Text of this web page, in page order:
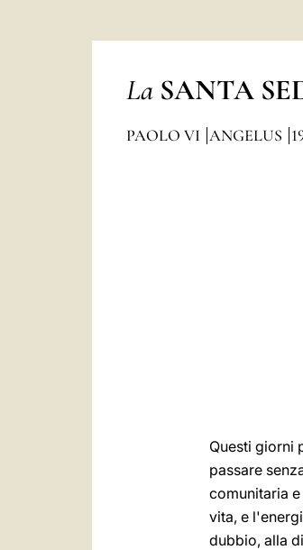
La SANTA
PAOLO VI ANGELUS
Questi giorni
passare
comunitaria
vita, e
dubbio, alla